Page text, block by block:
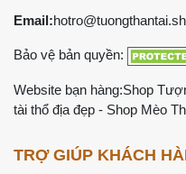
Email:
Bảo vệ bản quyền:
Website bạn hàng:Shop
tài thổ địa đẹp - Shop Mèo
TRỢ GIÚP KHÁCH